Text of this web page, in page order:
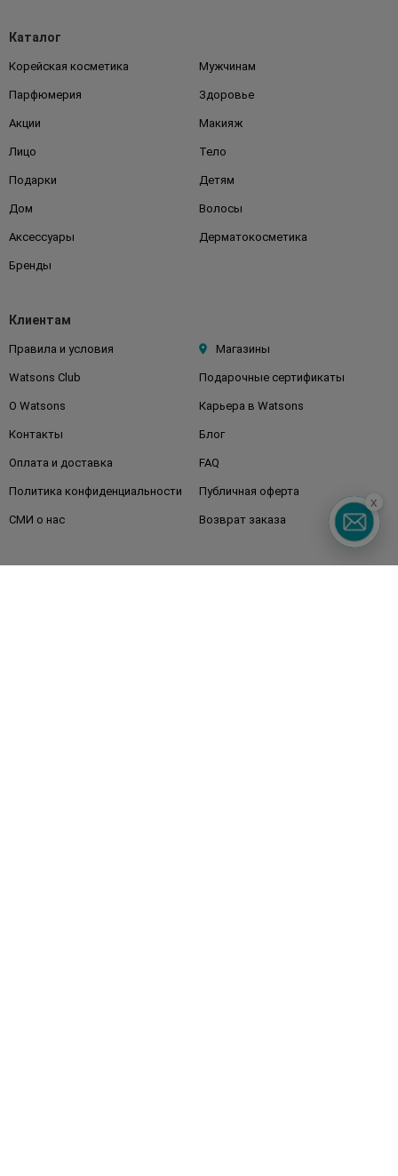
Каталог
Корейская косметика Мужчинам
Парфюмерия Здоровье
Акции Макияж
Лицо Тело
Подарки Детям
Дом Волосы
Аксессуары Дерматокосметика
Бренды
Клиентам
Правила и условия Магазины
Watsons Club Подарочные сертификаты
О Watsons Карьера в Watsons
Контакты Блог
Оплата и доставка FAQ
Политика конфиденциальности Публичная оферта
СМИ о нас Возврат заказа
x